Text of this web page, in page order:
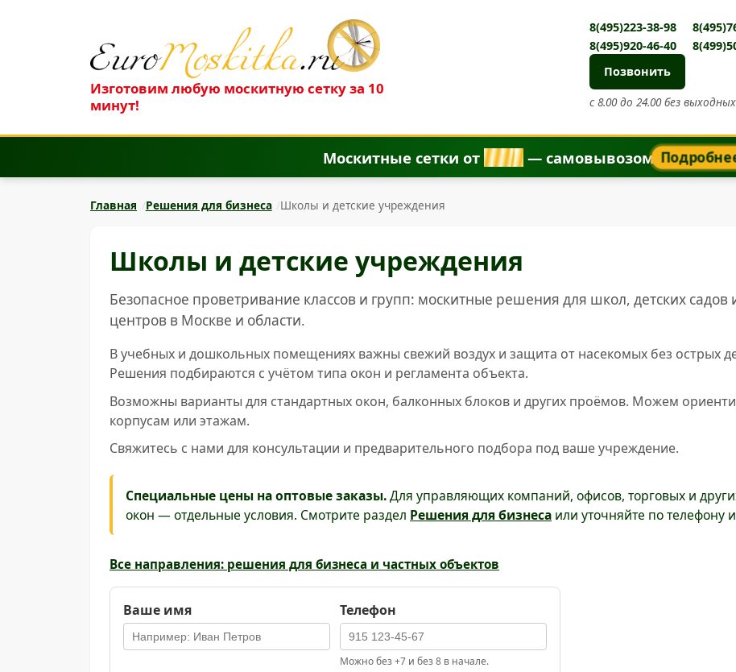
Изготовим любую москитную сетку за 10
минут!
8(495)223-38-98
8(495)920-46-40
Позвонить
с 8.00 до 24.00 без выходных
Москитные сетки от 850 ₽— самовывозом
Главная Решения для бизнеса Школы и детские учреждения
Школы и детские учреждения
Безопасное проветривание классов и групп: москитные решения для школ, детских садов
центров в Москве и области.
В учебных и дошкольных помещениях важны свежий воздух и защита от насекомых без острых
Решения подбираются с учётом типа окон и регламента объекта.
Возможны варианты для стандартных окон, балконных блоков и других проёмов. Можем
корпусам или этажам.
Свяжитесь с нами для консультации и предварительного подбора под ваше учреждение.
Специальные цены на оптовые заказы.Для управляющих компаний, офисов, торговых и
окон — отдельные условия. Смотрите раздел Решения для бизнеса или уточняйте по телефону
Все направления: решения для бизнеса и частных объектов
Ваше имя Телефон
Можно без +7 и без 8 в начале.